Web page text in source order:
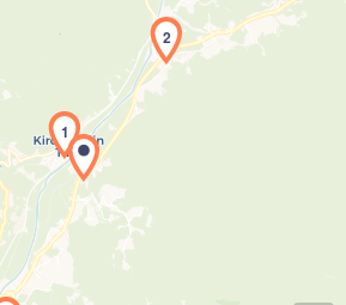
Laden der Karte...
1
2